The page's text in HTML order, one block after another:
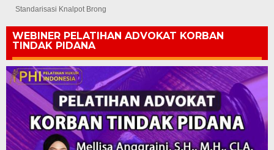
Standarisasi Knalpot Brong
WEBINER PELATIHAN ADVOKAT KORBAN
TINDAK PIDANA